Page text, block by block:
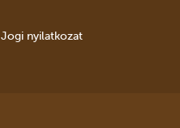
Jogi nyilatkozat